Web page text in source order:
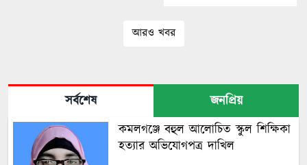
আরও খবর
সর্বশেষ
জনপ্রিয়
কমলগঞ্জে বহুল আলোচিত স্কুল শিক্ষিকা
হত্যার অভিযোগপত্র দাখিল